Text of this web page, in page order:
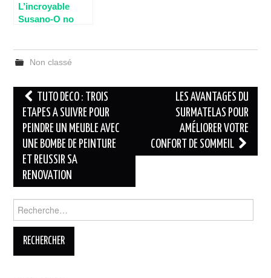
L’incroyable
Susano-O no
Non classé
Navigation
des
articles
TUTO DECO : TROIS
ETAPES A SUIVRE POUR
PEINDRE UN MEUBLE AVEC
UNE BOMBE DE PEINTURE
ET REUSSIR SA
RENOVATION
LES AVANTAGES DU
SURMATELAS POUR
AMÉLIORER VOTRE
CONFORT DE SOMMEIL